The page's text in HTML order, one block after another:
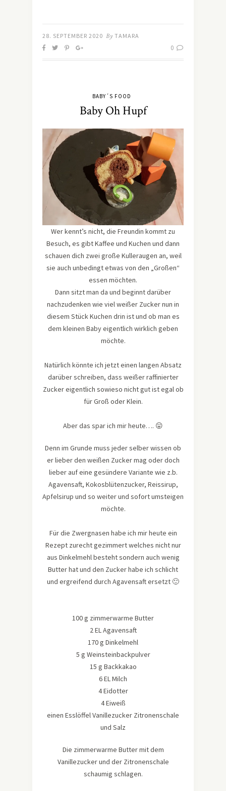
28. SEPTEMBER 2020 By TAMARA
0
BABY´S FOOD
Baby Oh Hupf
Wer kennt’s nicht, die Freundin kommt zu
Besuch, es gibt Kaffee und Kuchen und dann
schauen dich zwei große Kulleraugen an, weil
sie auch unbedingt etwas von den „Großen“
essen möchten.
Dann sitzt man da und beginnt darüber
nachzudenken wie viel weißer Zucker nun in
diesem Stück Kuchen drin ist und ob man es
dem kleinen Baby eigentlich wirklich geben
möchte.
Natürlich könnte ich jetzt einen langen Absatz
darüber schreiben, dass weißer raffinierter
Zucker eigentlich sowieso nicht gut ist egal ob
für Groß oder Klein.
Aber das spar ich mir heute…. 😛
Denn im Grunde muss jeder selber wissen ob
er lieber den weißen Zucker mag oder doch
lieber auf eine gesündere Variante wie z.b.
Agavensaft, Kokosblütenzucker, Reissirup,
Apfelsirup und so weiter und sofort umsteigen
möchte.
Für die Zwergnasen habe ich mir heute ein
Rezept zurecht gezimmert welches nicht nur
aus Dinkelmehl besteht sondern auch wenig
Butter hat und den Zucker habe ich schlicht
und ergreifend durch Agavensaft ersetzt 🙂
100 g zimmerwarme Butter
2 EL Agavensaft
170 g Dinkelmehl
5 g Weinsteinbackpulver
15 g Backkakao
6 EL Milch
4 Eidotter
4 Eiweiß
einen Esslöffel Vanillezucker Zitronenschale
und Salz
Die zimmerwarme Butter mit dem
Vanillezucker und der Zitronenschale
schaumig schlagen.